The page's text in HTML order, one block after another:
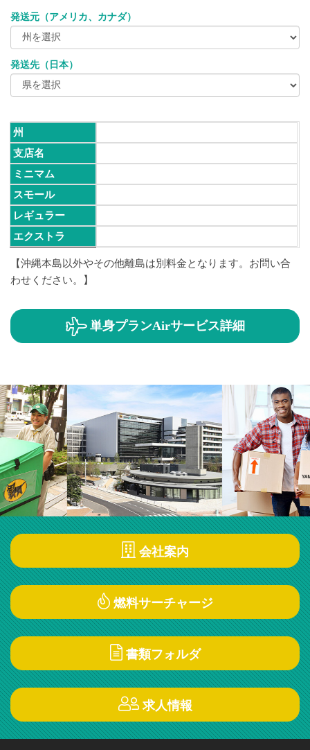
発送元（アメリカ、カナダ）
発送先（日本）
州
支店名
ミニマム
スモール
レギュラー
エクストラ
【沖縄本島以外やその他離島は別料金となります。お問い合
わせください。】
単身プランAirサービス詳細
会社案内
燃料サーチャージ
書類フォルダ
求人情報